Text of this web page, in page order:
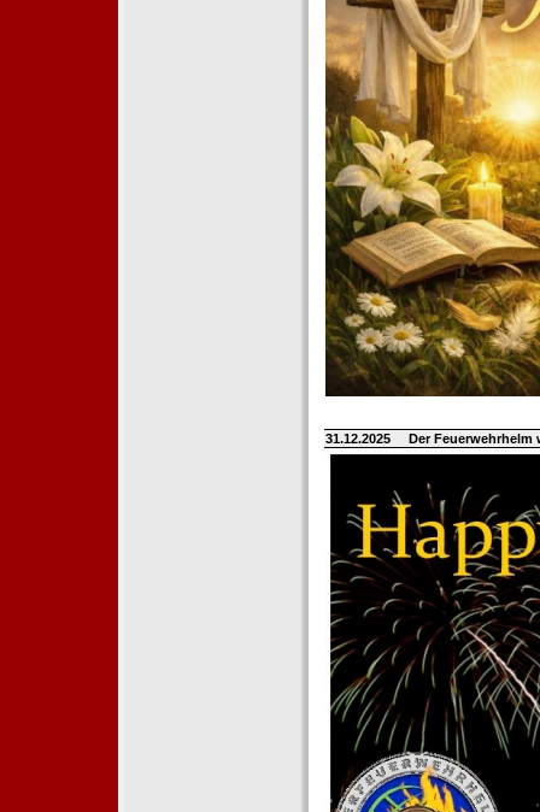
31.12.2025 Der